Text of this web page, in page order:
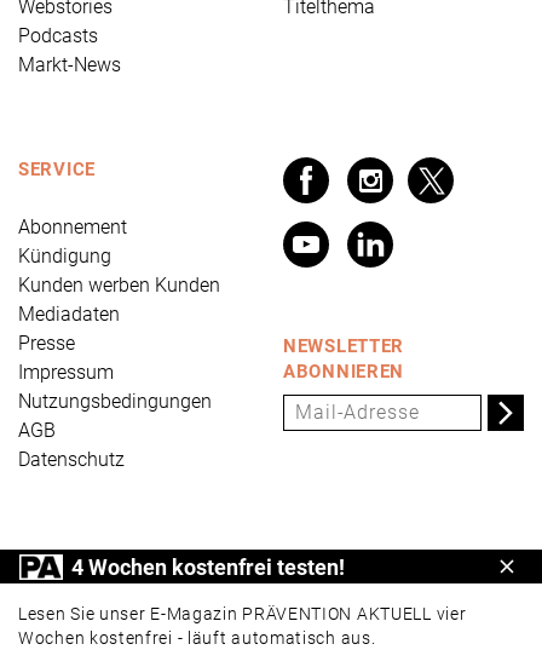
Webstories
Podcasts
Markt-News
Titelthema
SERVICE
Abonnement
Kündigung
Kunden werben Kunden
Mediadaten
Presse
Impressum
Nutzungsbedingungen
AGB
Datenschutz
NEWSLETTER
ABONNIEREN
PRÄVENTION AKTUELL ist ein Produkt der Universum
Verlag GmbH, Wettinerstraße 3-5, 65189 Wiesbaden,
www.universum.de,info@universum.de
4 Wochen kostenfrei testen!
Lesen Sie unser E-Magazin PRÄVENTION AKTUELL vier
Wochen kostenfrei - läuft automatisch aus.